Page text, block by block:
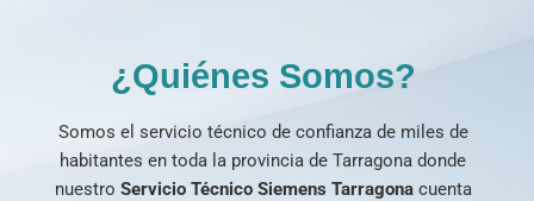
¿Quiénes Somos?
Somos el servicio técnico de confianza de miles de
habitantes en toda la provincia de Tarragona donde
nuestro Servicio Técnico Siemens Tarragonacuenta